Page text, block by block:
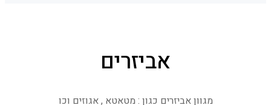
אביזרים
מגוון אביזרים כגון : מטאטא , אגוזים וכו